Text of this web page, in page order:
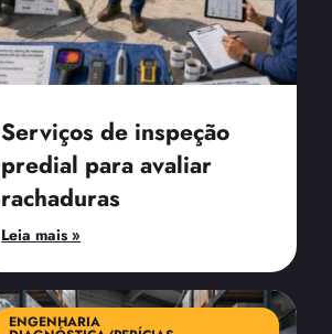
Serviços de inspeção
predial para avaliar
rachaduras
Leia mais »
ENGENHARIA